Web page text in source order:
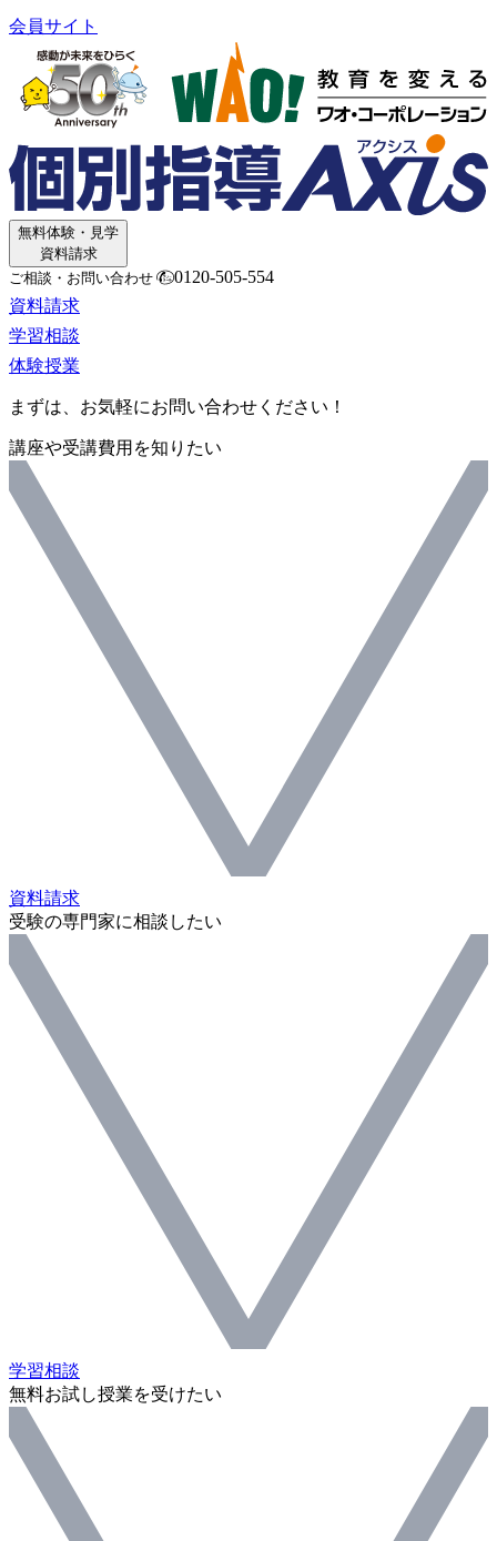
会員サイト
無料体験・見学
資料請求
ご相談・お問い合わせ
0120-505-554
資料請求
学習相談
体験授業
まずは、お気軽にお問い合わせください！
講座や受講費用を知りたい
資料請求
受験の専門家に相談したい
学習相談
無料お試し授業を受けたい